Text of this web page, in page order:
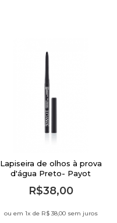
Lapiseira de olhos à prova
d'água Preto- Payot
R$38,00
ou em 1x de R$ 38,00 sem juros